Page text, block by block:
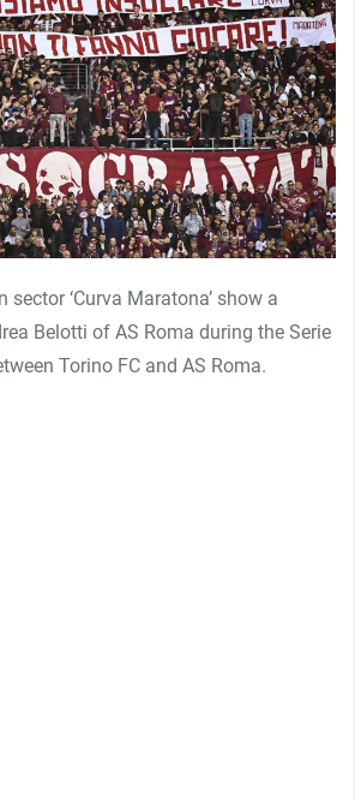
sector ‘Curva Maratona’ show a
Belotti of AS Roma during the Serie
Torino FC and AS Roma.